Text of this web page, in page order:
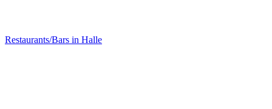
Restaurants/Bars in Halle